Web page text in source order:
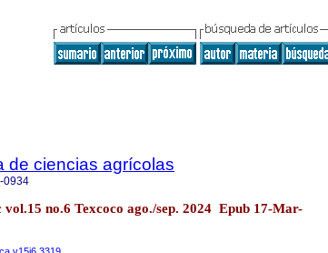
de ciencias agrícolas
0934
no.6 Texcoco ago./sep. 2024 Epub 17-Mar-